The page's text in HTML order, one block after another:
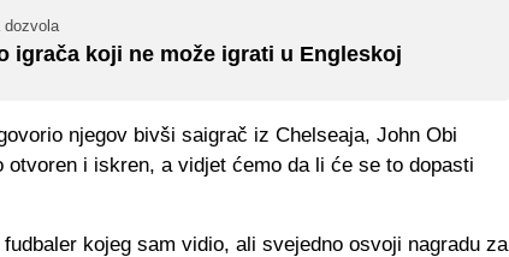
dozvola
igrača koji ne može igrati u Engleskoj
njegov bivši saigrač iz Chelseaja, John Obi
otvoren i iskren, a vidjet ćemo da li će se to dopasti
kojeg sam vidio, ali svejedno osvoji nagradu za